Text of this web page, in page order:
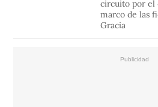
circuito por el
marco de las
Gracia